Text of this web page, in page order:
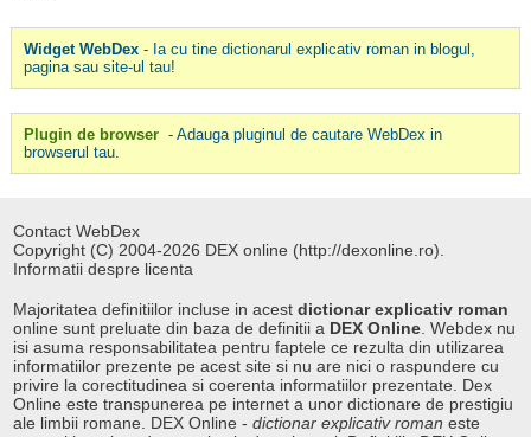
Widget WebDex- Ia cu tine dictionarul explicativ roman in blogul,
pagina sau site-ul tau!
Plugin de browser - Adauga pluginul de cautare WebDex in
browserul tau.
Contact WebDex
Copyright (C) 2004-2026 DEX online (http://dexonline.ro).
Informatii despre licenta
Majoritatea definitiilor incluse in acestdictionar explicativ roman
online sunt preluate din baza de definitii a DEX Online . Webdex nu
isi asuma responsabilitatea pentru faptele ce rezulta din utilizarea
informatiilor prezente pe acest site si nu are nici o raspundere cu
privire la corectitudinea si coerenta informatiilor prezentate. Dex
Online este transpunerea pe internet a unor dictionare de prestigiu
ale limbii romane. DEX Online -dictionar explicativ roman este